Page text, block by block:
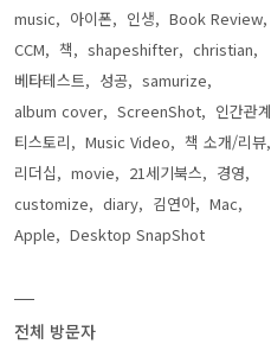
music
아이폰 인생
Book Review
CCM
책 shapeshifter
christian
베타테스트
성공
samurize
album cover
ScreenShot
인간관계
티스토리
Music Video
책 소개/리뷰
리더십
movie 21세기북스
경영
customize
diary 김연아
Mac
Apple
Desktop SnapShot
전체 방문자